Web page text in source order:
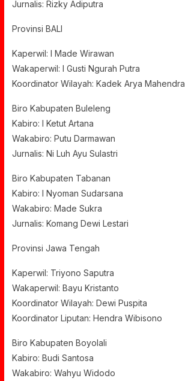
Jurnalis: Rizky Adiputra
Provinsi BALI
Kaperwil: I Made Wirawan
Wakaperwil: I Gusti Ngurah Putra
Koordinator Wilayah: Kadek Arya Mahendra
Biro Kabupaten Buleleng
Kabiro: I Ketut Artana
Wakabiro: Putu Darmawan
Jurnalis: Ni Luh Ayu Sulastri
Biro Kabupaten Tabanan
Kabiro: I Nyoman Sudarsana
Wakabiro: Made Sukra
Jurnalis: Komang Dewi Lestari
Provinsi Jawa Tengah
Kaperwil: Triyono Saputra
Wakaperwil: Bayu Kristanto
Koordinator Wilayah: Dewi Puspita
Koordinator Liputan: Hendra Wibisono
Biro Kabupaten Boyolali
Kabiro: Budi Santosa
Wakabiro: Wahyu Widodo